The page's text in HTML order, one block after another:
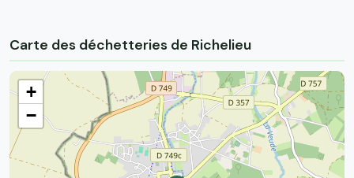
Carte des déchetteries de Richelieu
+
−